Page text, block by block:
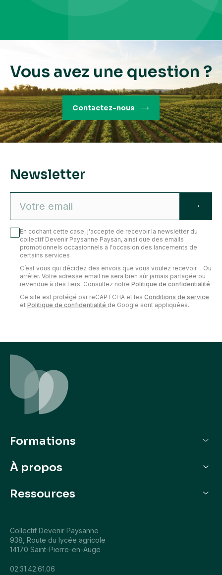
Vous avez une question ?
Contactez-nous
Newsletter
En cochant cette case, j'accepte de recevoir la newsletter du
collectif Devenir Paysanne Paysan, ainsi que des emails
promotionnels occasionnels à l'occasion des lancements de
certains services
C’est vous qui décidez des envois que vous voulez recevoir… Ou
arrêter. Votre adresse email ne sera bien sûr jamais partagée ou
revendue à des tiers. Consultez notre Politique de confidentialité
Ce site est protégé par reCAPTCHA et les Conditions de service
et Politique de confidentialité de Google sont appliquées.
Formations
Je veux découvrir
À propos
Qui sommes-nous
Ressources
Actualités
Collectif Devenir Paysanne
938, Route du lycée agricole
14170 Saint-Pierre-en-Auge
02.31.42.61.06